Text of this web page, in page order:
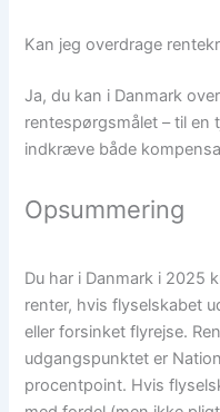
Kan jeg overdrage
Ja, du kan i Danmark
rentespørgsmålet – til en
indkræve både
Opsummering
Du har i Danmark i 2025
renter, hvis flyselskabet
eller forsinket flyrejse.
udgangspunktet er
procentpoint. Hvis